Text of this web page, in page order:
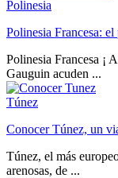
Polinesia
Polinesia Francesa:
Polinesia Francesa ¡
Gauguin acuden ...
Túnez
Conocer Túnez, un
Túnez, el más
arenosas, de ...